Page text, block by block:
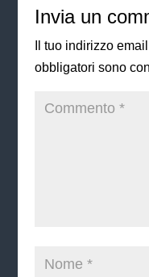
Invia un
Il tuo indirizzo
obbligatori sono